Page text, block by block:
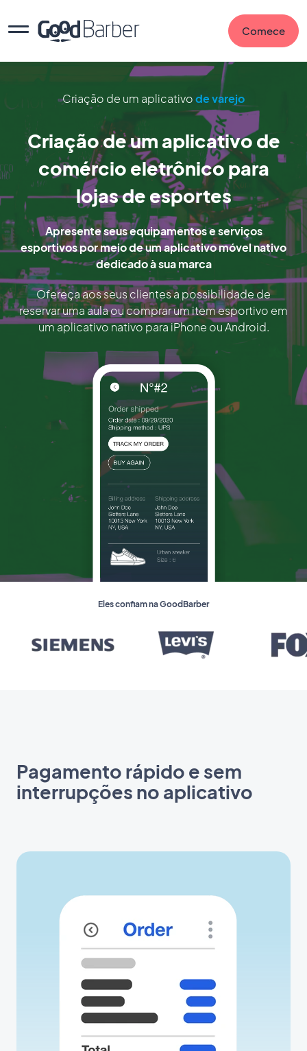
Comece
Criação de um aplicativode varejo
Criação de um aplicativo de
comércio eletrônico para
lojas de esportes
Apresente seus equipamentos e serviços
esportivos por meio de um aplicativo móvel nativo
dedicado à sua marca
Ofereça aos seus clientes a possibilidade de
reservar uma aula ou comprar um item esportivo em
um aplicativo nativo para iPhone ou Android.
Eles confiam na GoodBarber
Pagamento rápido e sem
interrupções no aplicativo